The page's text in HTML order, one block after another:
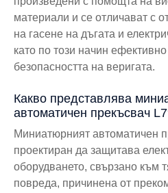
материали и се отличават с
на гасене на дъгата и
като по този начин
безопасността на веригата.
Какво представлява
автоматичен прекъсвач
Миниатюрният автоматичен
проектиран да защитава
оборудването, свързано към
повреда, причинена от